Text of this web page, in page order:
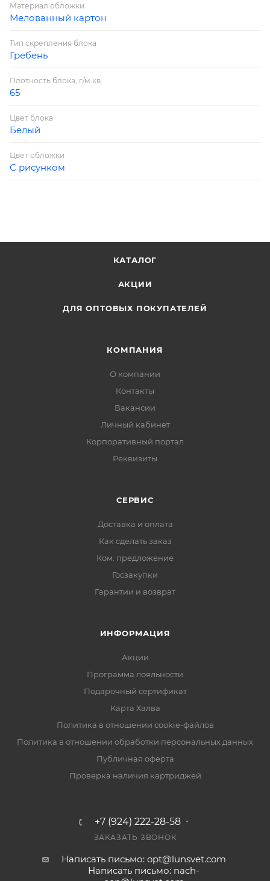
Материал обложки
Мелованный картон
Тип скрепления блока
Гребень
Плотность блока, г/м.кв
65
Цвет блока
Белый
Цвет обложки
С рисунком
КАТАЛОГ
АКЦИИ
ДЛЯ ОПТОВЫХ ПОКУПАТЕЛЕЙ
КОМПАНИЯ
О компании
Контакты
Вакансии
Личный кабинет
Корпоративный портал
Реквизиты
СЕРВИС
Доставка и оплата
Как сделать заказ
Ком. предложение
Госзакупки
Гарантии и возврат
ИНФОРМАЦИЯ
Акции
Программа лояльности
Подарочный сертификат
Карта Халва
Политика в отношении cookie-файлов
Политика в отношении обработки персональных данных
Публичная оферта
Проверка наличия картриджей
+7 (924) 222-28-58
ЗАКАЗАТЬ ЗВОНОК
Написать письмо: opt@lunsvet.com
Написать письмо: nach-